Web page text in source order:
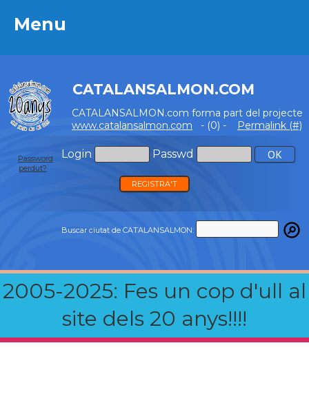
Menu
CATALANSALMON.COM
CATALANSALMON.com forma part del projecte
www.catalansalmon.com - (0) - Permalink (#)
Login Passwd
Password
perdut?
REGISTRA'T
Buscar ciutat de CATALANSALMON:
2005-2025: Fes un cop d'ull al
site dels 20 anys!!!!
Menu